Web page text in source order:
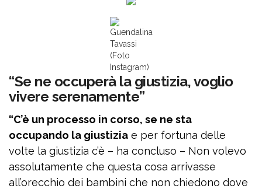
Guendalina
Tavassi
(Foto
Instagram)
“Se ne occuperà la giustizia, voglio
vivere serenamente”
“C’è un processo in corso, se ne sta
occupando la giustizia e per fortuna delle
volte la giustizia c’è – ha concluso – Non volevo
assolutamente che questa cosa arrivasse
all’orecchio dei bambini che non chiedono dove